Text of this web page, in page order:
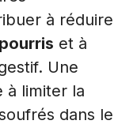
à réduire
et à
Une
à limiter la
dans le